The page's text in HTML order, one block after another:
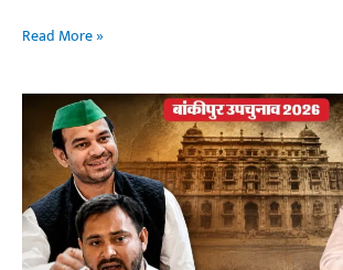
क्या
कोर्ट
सख्ती
के
आगे
झुकी
बिहार
Read More »